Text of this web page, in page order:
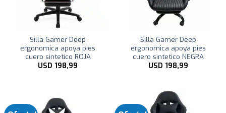
Silla Gamer Deep
ergonomica apoya pies
cuero sintetico ROJA
USD 198,99
Silla Gamer Deep
ergonomica apoya pies
cuero sintetico NEGRA
USD 198,99